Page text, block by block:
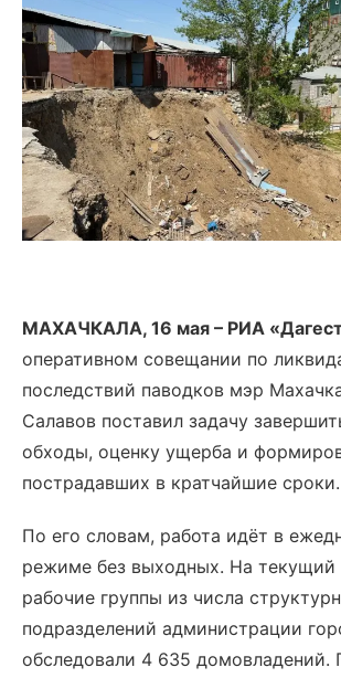
МАХАЧКАЛА, 16 мая – РИА
оперативном совещании по
последствий паводков мэр
Салавов поставил задачу
обходы, оценку ущерба и
пострадавших в кратчайшие сроки.
По его словам, работа идёт в
режиме без выходных. На текущий
рабочие группы из числа
подразделений администрации
обследовали 4 635 домовладений.